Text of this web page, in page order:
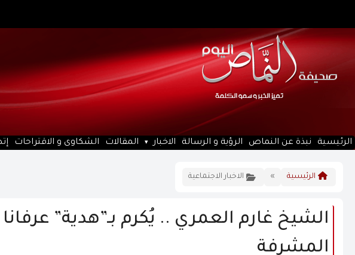
الرئيسية نبذة عن النماص الرؤية و الرسالة الاخبار المقالات الشكاوى و الاقتراحات
الرئيسية » الاخبار الاجتماعية
الشيخ غارم العمري .. يُكرم بـ”هدية”
المشرفة